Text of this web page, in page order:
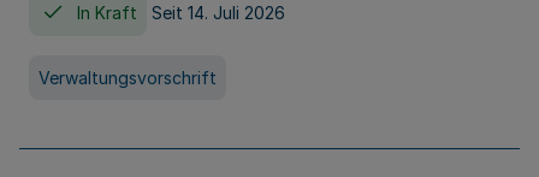
In Kraft Seit 14. Juli 2026
Verwaltungsvorschrift